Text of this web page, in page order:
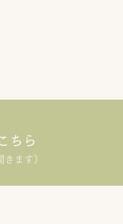
ちら
きます）